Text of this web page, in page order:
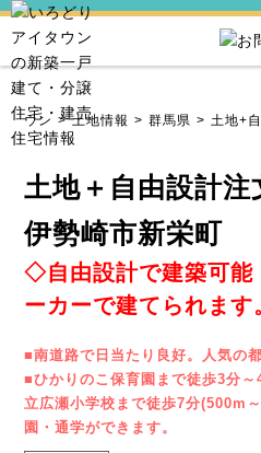
タウン 土地情報 群馬県 土地+
土地＋自由設計注
伊勢崎市新栄町
◇自由設計で建築可能
ーカーで建てられま
■南道路で日当たり良好。人気の
■ひかりのこ保育園まで徒歩3分
立広瀬小学校まで徒歩7分(500m
園・通学ができます。